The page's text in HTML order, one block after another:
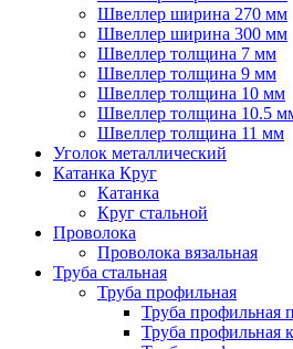
Швеллер ширина 270 мм
Швеллер ширина 300 мм
Швеллер толщина 7 мм
Швеллер толщина 9 мм
Швеллер толщина 10 мм
Швеллер толщина 10.5
Швеллер толщина 11 мм
Уголок металлический
Катанка Круг
Катанка
Круг стальной
Проволока
Проволока вязальная
Труба стальная
Труба профильная
Труба профильная
Труба профильная